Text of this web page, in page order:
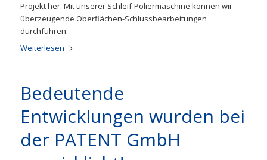
Projekt her. Mit unserer Schleif-Poliermaschine können wir
überzeugende Oberflächen-Schlussbearbeitungen
durchführen.
Weiterlesen
Bedeutende
Entwicklungen wurden bei
der PATENT GmbH